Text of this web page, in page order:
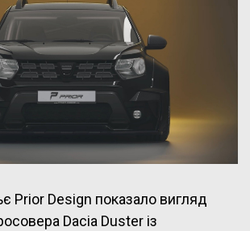
Prior Design показало вигляд
Dacia Duster із